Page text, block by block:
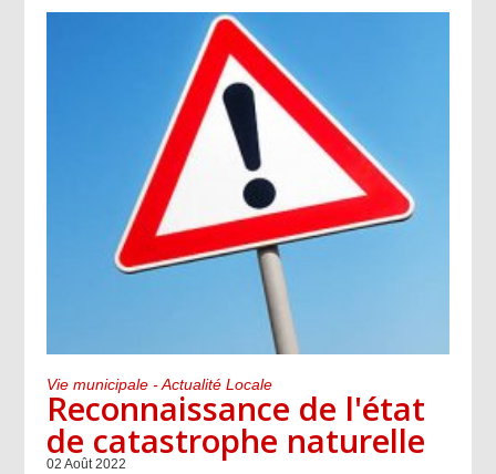
Vie municipale - Actualité Locale
Reconnaissance de l'état
de catastrophe naturelle
02 Août 2022